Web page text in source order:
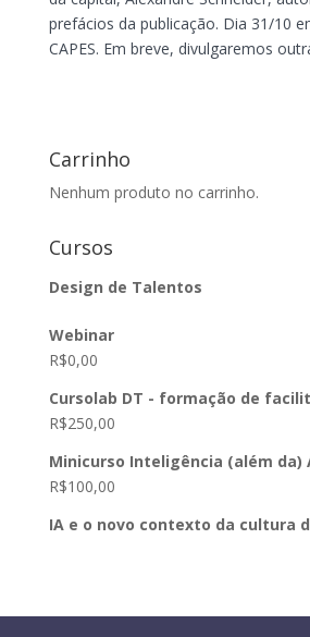
prefácios da publicação. Dia 31/10
CAPES. Em breve, divulgaremos
Carrinho
Nenhum produto no carrinho.
Cursos
Design de Talentos
Webinar
R$0,00
Cursolab DT - formação de
R$250,00
Minicurso Inteligência (além da)
R$100,00
IA e o novo contexto da cultura